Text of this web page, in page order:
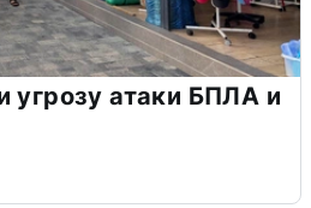
угрозу атаки БПЛА и